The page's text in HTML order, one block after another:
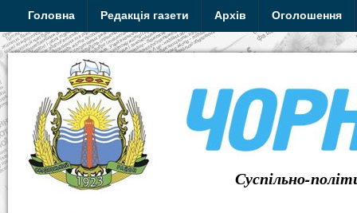
Головна Редакція газети Архів Оголошення
Суспільно-